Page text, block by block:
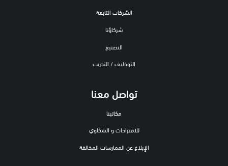
الشركات التابعة
شركاؤنا
التصنيع
التوظيف / التدريب
تواصل معنا
مكاتبنا
للاقتراحات و الشكاوي
الإبلاغ عن الممارسات المخالفة